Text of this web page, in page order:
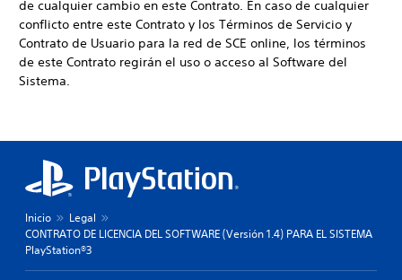
de cualquier cambio en este Contrato. En caso de cualquier
conflicto entre este Contrato y los Términos de Servicio y
Contrato de Usuario para la red de SCE online, los términos
de este Contrato regirán el uso o acceso al Software del
Sistema.
Inicio
Legal
CONTRATO DE LICENCIA DEL SOFTWARE (Versión 1.4) PARA EL SISTEMA
PlayStation®3